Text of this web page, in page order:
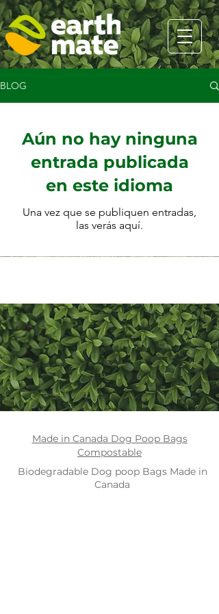
BLOG
Aún no hay ninguna
entrada publicada
en este idioma
Una vez que se publiquen entradas,
las verás aquí.
Made in Canada Dog Poop Bags
Compostable
Biodegradable Dog poop Bags Made in
Canada